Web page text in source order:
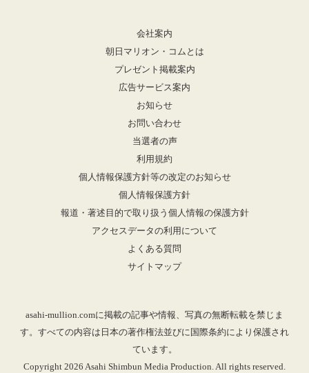
会社案内
朝日マリオン・コムとは
プレゼント掲載案内
広告サービス案内
お知らせ
お問い合わせ
当選者の声
利用規約
個人情報保護方針等の改定のお知らせ
個人情報保護方針
報道・著述目的で取り扱う個人情報の保護方針
アクセスデータの利用について
よくある質問
サイトマップ
asahi-mullion.comに掲載の記事や情報、写真の無断転載を禁じま
す。すべての内容は日本の著作権法並びに国際条約により保護され
ています。
Copyright 2026 Asahi Shimbun Media Production. All rights reserved.